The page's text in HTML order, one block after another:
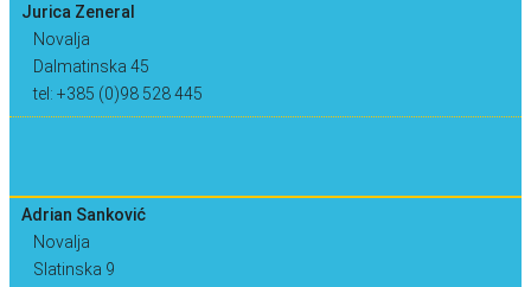
Jurica Zeneral
Novalja
Dalmatinska 45
tel: +385 (0)98 528 445
Adrian Sanković
Novalja
Slatinska 9